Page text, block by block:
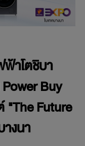
าโตชิบา
Buy
"The Future
งนา